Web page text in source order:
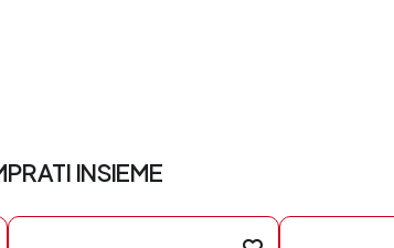
INSIEME